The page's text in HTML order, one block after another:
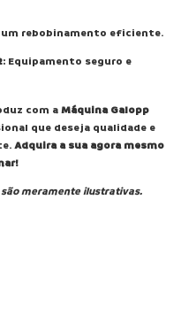
um rebobinamento eficiente.
: Equipamento seguro e
com aMáquina Galopp
que deseja qualidade e
Adquira a sua agora mesmo
meramente ilustrativas.